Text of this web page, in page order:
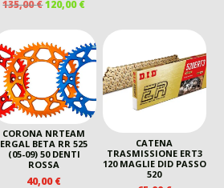
135,00€IL
ORIGINALE
ERA:
135,00 €.
120,00€IL
ATTUALE
È:
120,00 €.
CORONA NRTEAM
ERGAL BETA RR 525
(05-09) 50 DENTI
ROSSA
40,00€
CATENA
TRASMISSIONE ERT3
120 MAGLIE DID PASSO
520